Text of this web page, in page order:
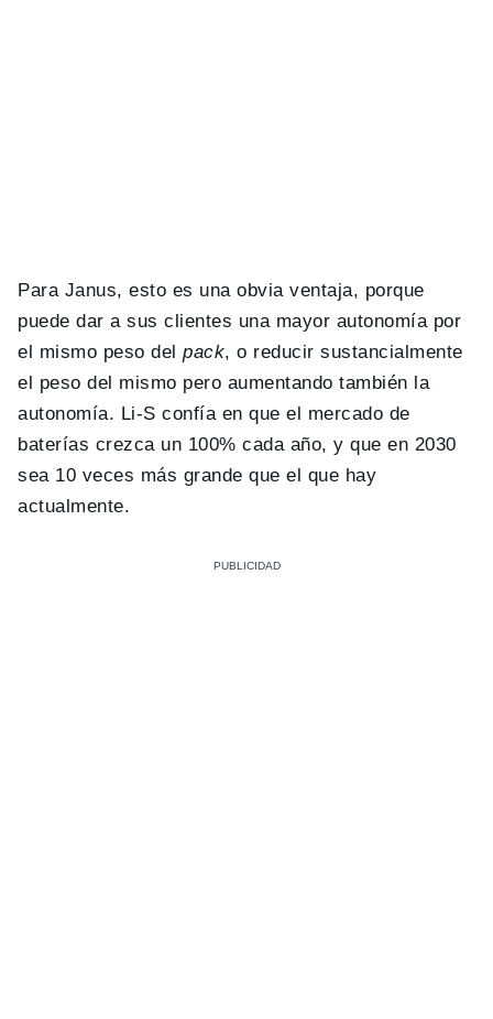
Para Janus, esto es una obvia ventaja, porque
puede dar a sus clientes una mayor autonomía por
el mismo peso delpack, o reducir sustancialmente
el peso del mismo pero aumentando también la
autonomía. Li-S confía en que el mercado de
baterías crezca un 100% cada año, y que en 2030
sea 10 veces más grande que el que hay
actualmente.